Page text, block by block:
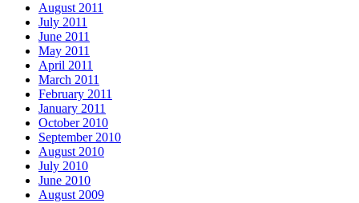
August 2011
July 2011
June 2011
May 2011
April 2011
March 2011
February 2011
January 2011
October 2010
September 2010
August 2010
July 2010
June 2010
August 2009